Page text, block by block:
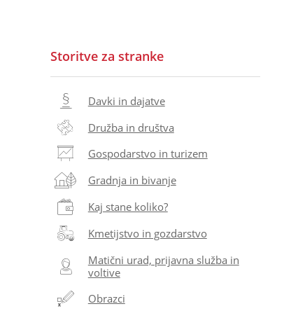
Storitve za stranke
Davki in dajatve
Družba in društva
Gospodarstvo in turizem
Gradnja in bivanje
Kaj stane koliko?
Kmetijstvo in gozdarstvo
Matični urad, prijavna služba in
voltive
Obrazci